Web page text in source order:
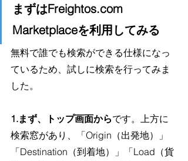
まずはFreightos.com
Marketplaceを利用してみる
無料で誰でも検索ができる仕様になっ
ているため、試しに検索を行ってみま
した。
1.まず、トップ画面からです。上方に
検索窓があり、「Origin（出発地）」
「Destination（到着地）」「Load（貨